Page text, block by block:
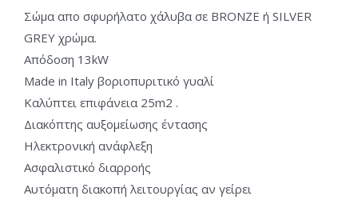
Σώμα απο σφυρήλατο χάλυβα σε BRONZE ή SILVER
GREY χρώμα.
Απόδοση 13kW
Made in Italy βοριοπυριτικό γυαλί
Καλύπτει επιφάνεια 25m2 .
Διακόπτης αυξομείωσης έντασης
Ηλεκτρονική ανάφλεξη
Ασφαλιστικό διαρροής
Aυτόματη διακοπή λειτουργίας αν γείρει